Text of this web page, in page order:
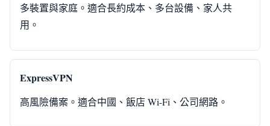
多裝置與家庭。適合長約成本、多台設備、家人共
用。
ExpressVPN
高風險備案。適合中國、飯店 Wi-Fi、公司網路。